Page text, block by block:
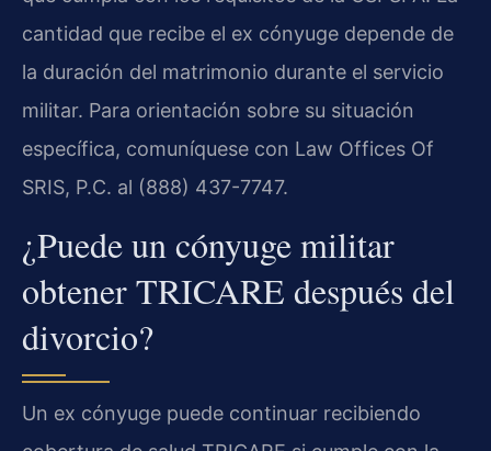
cantidad que recibe el ex cónyuge depende de
la duración del matrimonio durante el servicio
militar. Para orientación sobre su situación
específica, comuníquese con Law Offices Of
SRIS, P.C. al (888) 437-7747.
¿Puede un cónyuge militar
obtener TRICARE después del
divorcio?
Un ex cónyuge puede continuar recibiendo